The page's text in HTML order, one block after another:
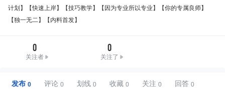
计划】【快速上岸】【技巧教学】【因为专业所以专业】【你的专属良师】
【独一无二】【内料首发】
0
关注者
0
关注了
发布 评论 划线 收藏 关注 回答